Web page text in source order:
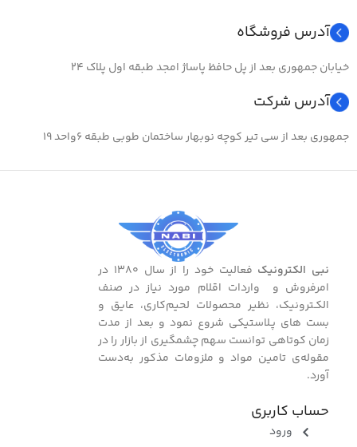
آدرس فروشگاه
خیابان جمهوری بعد از پل حافظ پاساژ امجد طبقه اول پلاک ۲۴
آدرس شرکت
جمهوری بعد از سی تیر کوچه نوبهار ساختمان طوبی طبقه ۶واحد ۱۹
نبی الکترونیک
فعالیت خود را از سال ۱۳۸۰ در
امرفروش و واردات اقلام مورد نیاز در صنف
الکـترونیک، نظیر محصولات لحیم‌کاری، عایق و
بست ‌های پـلاستیکی شروع نمود و بعد از مدت
زمان کوتاهی توانست سهم چشمگیری از بازار را در
مقوله‌ی تامین مواد و ملزومات مذکور به‌دست
آورد.
حساب کاربری
ورود